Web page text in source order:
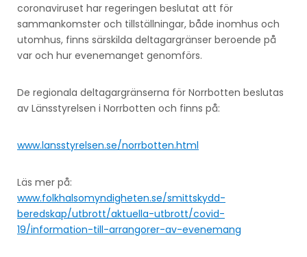
coronaviruset har regeringen beslutat att för
sammankomster och tillställningar, både inomhus och
utomhus, finns särskilda deltagargränser beroende på
var och hur evenemanget genomförs.
De regionala deltagargränserna för Norrbotten beslutas
av Länsstyrelsen i Norrbotten och finns på:
www.lansstyrelsen.se/norrbotten.html
Läs mer på:
www.folkhalsomyndigheten.se/smittskydd-
beredskap/utbrott/aktuella-utbrott/covid-
19/information-till-arrangorer-av-evenemang